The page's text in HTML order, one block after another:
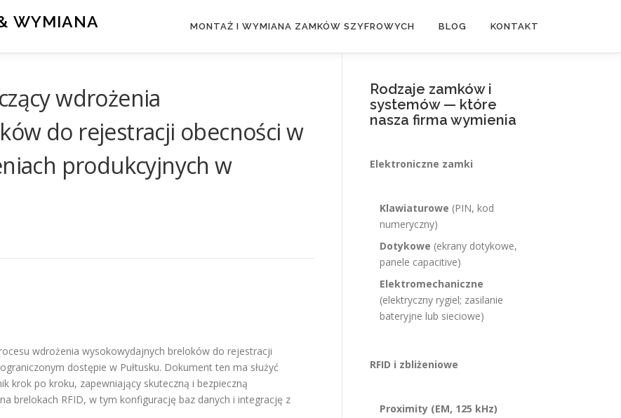
WYMIANA MONTAŻ I WYMIANA ZAMKÓW SZYFROWYCH BLOG KONTAKT
wdrożenia
do rejestracji obecności w
produkcyjnych w
wdrożenia wysokowydajnych breloków do rejestracji
dostępie w Pułtusku. Dokument ten ma służyć
krok po kroku, zapewniający skuteczną i bezpieczną
brelokach RFID, w tym konfigurację baz danych i integrację z
Rodzaje zamków i
systemów — które
nasza firma wymienia
Elektroniczne zamki
Klawiaturowe (PIN, kod
numeryczny)
Dotykowe (ekrany dotykowe,
panele capacitive)
Elektromechaniczne
(elektryczny rygiel; zasilanie
bateryjne lub sieciowe)
RFID i zbliżeniowe
Proximity (EM, 125 kHz)